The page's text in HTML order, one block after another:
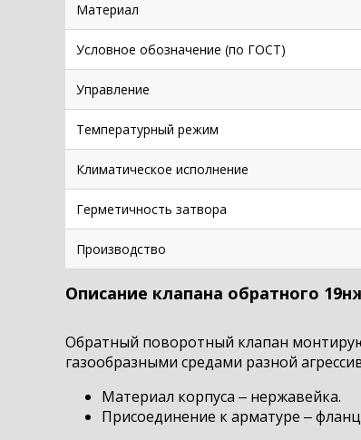
Материал
Условное обозначение (по ГОСТ)
Управление
Температурный режим
Климатическое исполнение
Герметичность затвора
Производство
Описание клапана обратного
Обратный поворотный клапан
газообразными средами разной
Материал корпуса ‒ нержавейка.
Присоединение к арматуре ‒